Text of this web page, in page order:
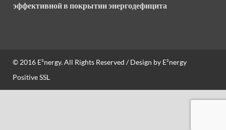
эффективной в покрытии энергодефицита
© 2016 E²nergy. All Rights Reserved / Design by E²nergy
Positive SSL